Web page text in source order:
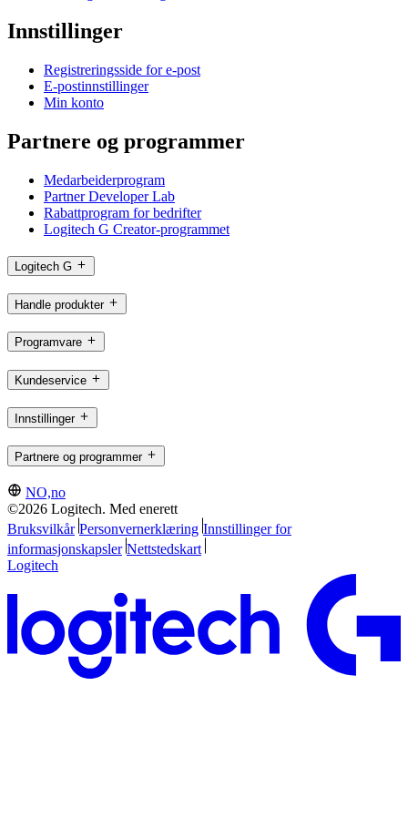
Innstillinger
Registreringsside for e-post
E-postinnstillinger
Min konto
Partnere og programmer
Medarbeiderprogram
Partner Developer Lab
Rabattprogram for bedrifter
Logitech G Creator-programmet
Logitech G
Handle produkter
Programvare
Kundeservice
Innstillinger
Partnere og programmer
NO,no
©2026 Logitech. Med enerett
Bruksvilkår Personvernerklæring Innstillinger for
informasjonskapsler Nettstedskart
Logitech